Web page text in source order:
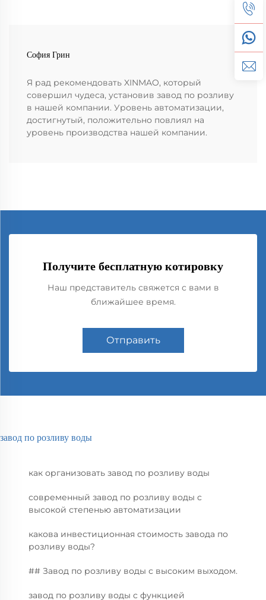
София Грин
Я рад рекомендовать XINMAO, который
совершил чудеса, установив завод по розливу
в нашей компании. Уровень автоматизации,
достигнутый, положительно повлиял на
уровень производства нашей компании.
Получите бесплатную котировку
Наш представитель свяжется с вами в
ближайшее время.
Отправить
завод по розливу воды
как организовать завод по розливу воды
современный завод по розливу воды с
высокой степенью автоматизации
какова инвестиционная стоимость завода по
розливу воды?
## Завод по розливу воды с высоким выходом.
завод по розливу воды с функцией